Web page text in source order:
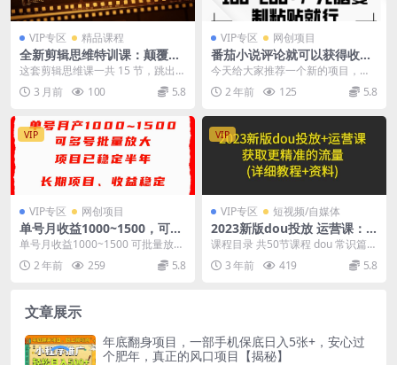
VIP专区 精品课程
全新剪辑思维特训课：颠覆常
规学习路径，靠剪辑逻辑搞定
这套剪辑思维课一共 15 节，跳出传
统先学拍摄再学剪辑的老旧模式，
采用剪辑思维反...
3 月前 100 5.8
VIP专区 网创项目
番茄小说评论就可以获得收
益，单日100-200+，无脑复制
今天给大家推荐一个新的项目，今
年出了项目太少了，感觉大家都不
去研究项目了，都是抄...
2 年前 125 5.8
VIP
VIP专区 网创项目
单号月收益1000~1500，可批
量放大，手机电脑都可操作，
简单易懂轻松上手
单号月收益1000~1500 可批量放
大，手机电脑都可操作 简单易懂轻
松上手
2 年前 259 5.8
VIP
VIP专区 短视频/自媒体
2023新版dou投放 运营课：
获取更精准的流量(详细教程
资料)无水印
课程目录 共50节课程 dou 常识篇
第1集：dou 有哪些作用与功能? 第
2... 3 年前 419 5.8
文章展示
年底翻身项目，一部手机保底日入5张+，安心过
个肥年，真正的风口项目【揭秘】